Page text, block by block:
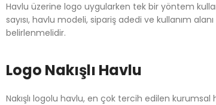
Havlu üzerine logo uygularken tek bir yöntem
sayısı, havlu modeli, sipariş adedi ve kullanım
belirlenmelidir.
Logo Nakışlı Havlu
Nakışlı logolu havlu, en çok tercih edilen